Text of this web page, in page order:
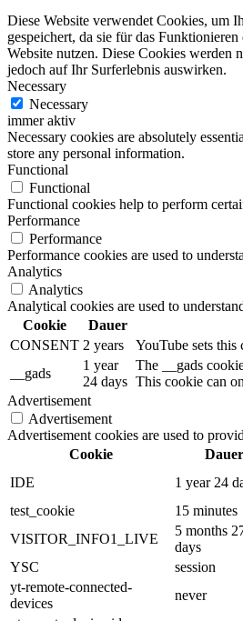
Diese Website verwendet Cookies, um
gespeichert, da sie für das
Website nutzen. Diese Cookies werden
jedoch auf Ihr Surferlebnis auswirken.
Necessary
Necessary
immer aktiv
Necessary cookies are absolutely
store any personal information.
Functional
Functional
Functional cookies help to perform
Performance
Performance
Performance cookies are used to
Analytics
Analytics
Analytical cookies are used to
Cookie
Dauer
CONSENT 2 years
YouTube sets this
__gads
1 year
24 days
The __gads
This cookie can
Advertisement
Advertisement
Advertisement cookies are used to
Cookie
Dauer
IDE
1 year 24
test_cookie
15 minutes
VISITOR_INFO1_LIVE
5 months
days
YSC
session
yt-remote-connected-
devices
never